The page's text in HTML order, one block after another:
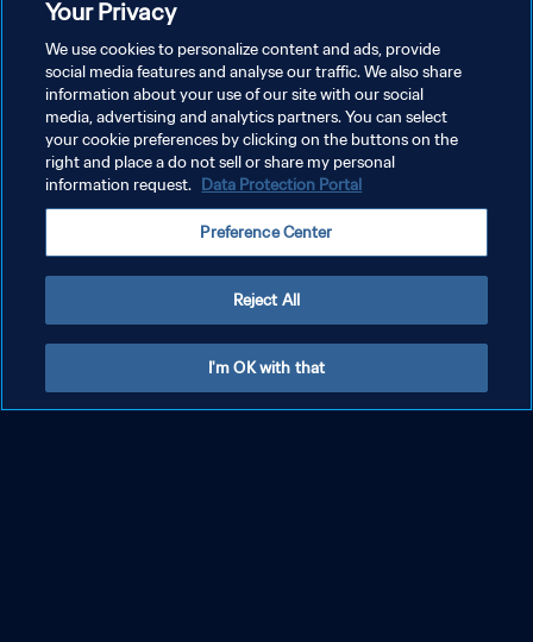
Your Privacy
We use cookies to personalize content and ads, provide
social media features and analyse our traffic. We also share
information about your use of our site with our social
media, advertising and analytics partners. You can select
your cookie preferences by clicking on the buttons on the
right and place a do not sell or share my personal
information request. Data Protection Portal
Preference Center
Reject All
I'm OK with that